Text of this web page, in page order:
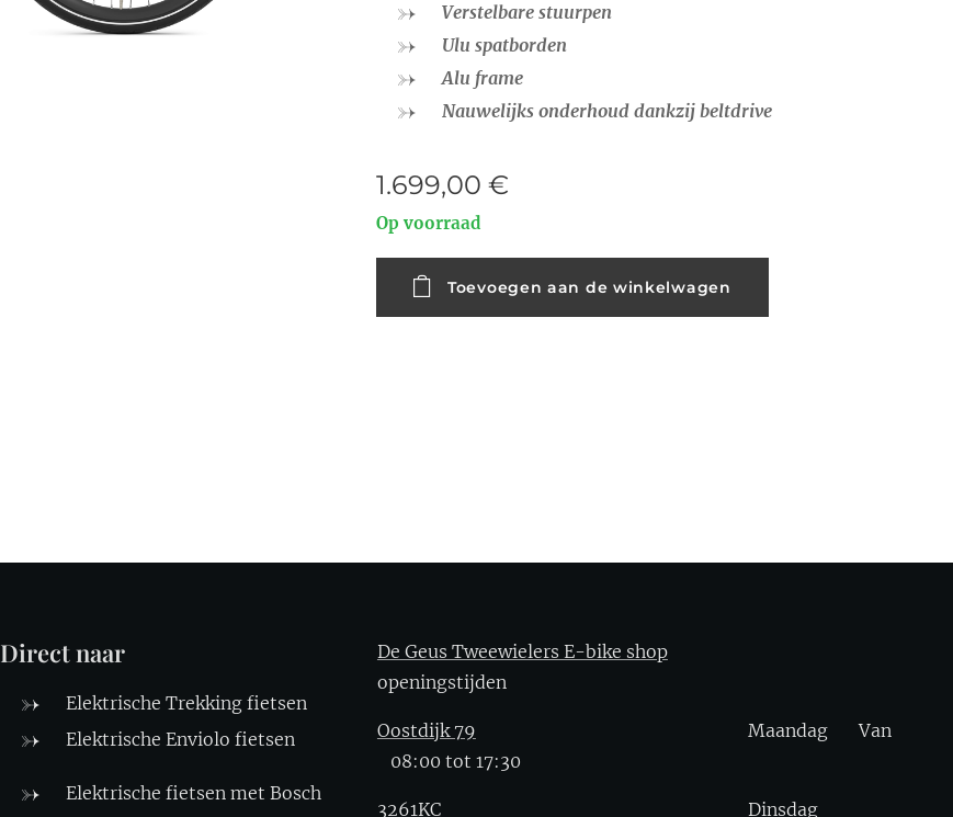
Verstelbare stuurpen
Ulu spatborden
Alu frame
Nauwelijks onderhoud dankzij beltdrive
1.699,00 €
Op voorraad
Toevoegen aan de winkelwagen
Direct naar
Elektrische Trekking fietsen
Elektrische Enviolo fietsen
Elektrische fietsen met Bosch
De Geus Tweewielers E-bike shop
openingstijden
Oostdijk 79 Maandag Van
08:00 tot 17:30
3261KCDinsdag